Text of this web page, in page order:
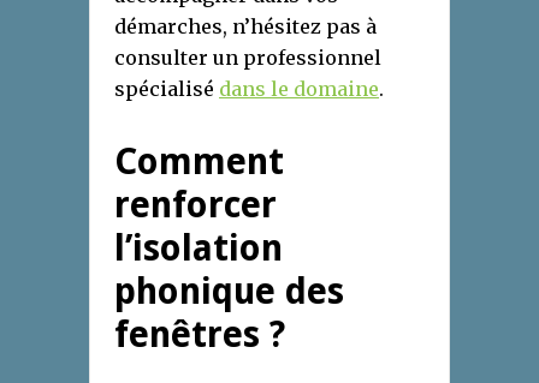
démarches, n’hésitez pas à
consulter un professionnel
spécialisé dans le domaine.
Comment
renforcer
l’isolation
phonique des
fenêtres ?